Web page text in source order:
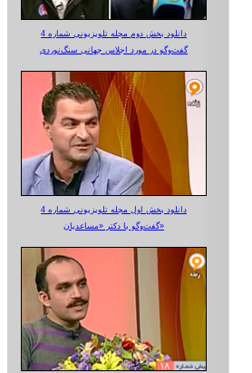
دانلود بخش دوم مجله تلویزیونی شماره 4
گفت‌وگو در مورد اجلاس جهانی سنگ‌نوردی
دانلود بخش اول مجله تلویزیونی شماره 4
گفت‌وگو با دکتر «مساعدیان»